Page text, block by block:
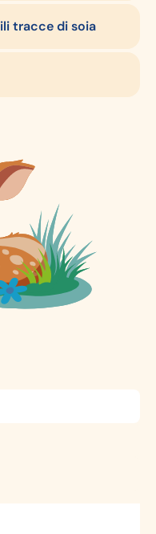
tracce di soia